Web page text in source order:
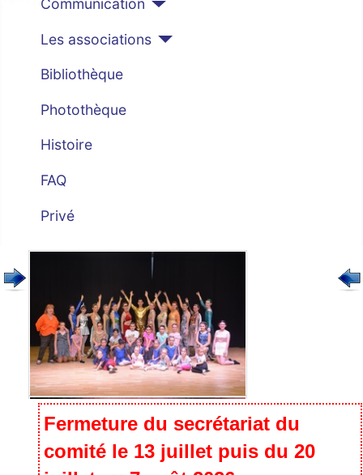
Communication
Les associations
Bibliothèque
Photothèque
Histoire
FAQ
Privé
Fermeture du secrétariat du
comité le 13 juillet puis du 20